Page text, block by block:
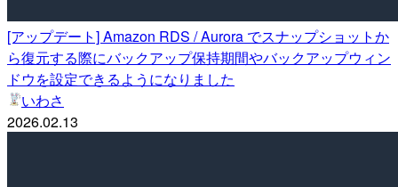
[アップデート] Amazon RDS / Aurora でスナップショットか
ら復元する際にバックアップ保持期間やバックアップウィン
ドウを設定できるようになりました
いわさ
2026.02.13